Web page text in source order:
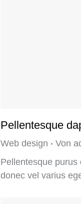
Pellentesque
Web design Von
Pellentesque
donec vel varius